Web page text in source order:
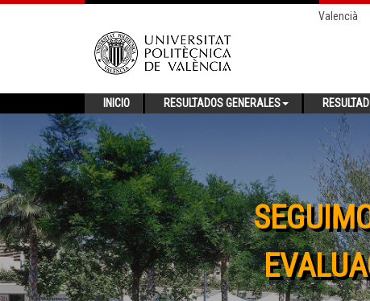
Valencià
INICIO RESULTADOS GENERALES